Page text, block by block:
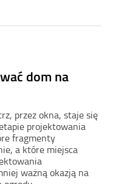
dom na
przez okna, staje się
projektowania
fragmenty
a które miejsca
ważną okazją na